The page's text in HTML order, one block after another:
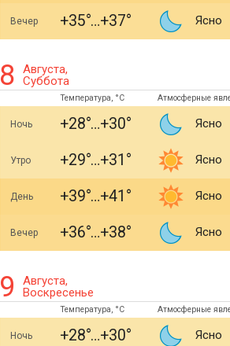
Вечер +35 +37 Ясно
8
Августа,
Суббота
Температура, °C Атмосферные
Ночь +28 +30 Ясно
Утро +29 +31 Ясно
День +39 +41 Ясно
Вечер +36 +38 Ясно
9
Августа,
Воскресенье
Температура, °C Атмосферные
Ночь +28 +30 Ясно